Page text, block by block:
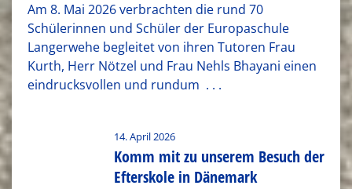
Am 8. Mai 2026 verbrachten die rund 70
Schülerinnen und Schüler der Europaschule
Langerwehe begleitet von ihren Tutoren Frau
Kurth, Herr Nötzel und Frau Nehls Bhayani einen
eindrucksvollen und rundum . . .
14. April 2026
Komm mit zu unserem Besuch der
Efterskole in Dänemark